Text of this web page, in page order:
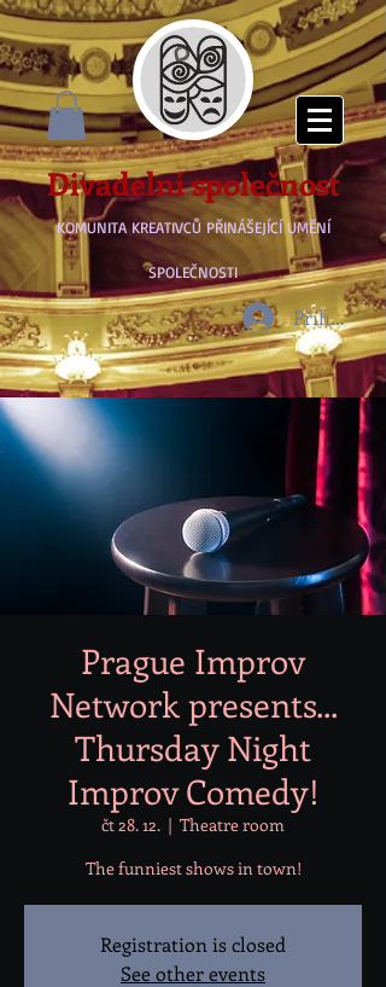
Divadelní společnost
KOMUNITA KREATIVCŮ PŘINÁŠEJÍCÍ UMĚNÍ
SPOLEČNOSTI
Přihlásit se
Prague Improv
Network presents...
Thursday Night
Improv Comedy!
čt 28. 12.
  |
Theatre room
Registration is closed
See other events